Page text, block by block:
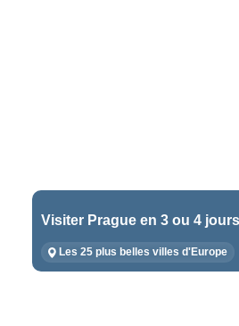
Visiter Prague en 3 ou 4 jours
Les 25 plus belles villes d'Europe